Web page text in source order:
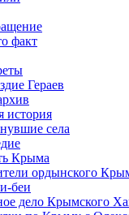
факт
Гераев
история
села
Крыма
ордынского
беи
дело Крымского